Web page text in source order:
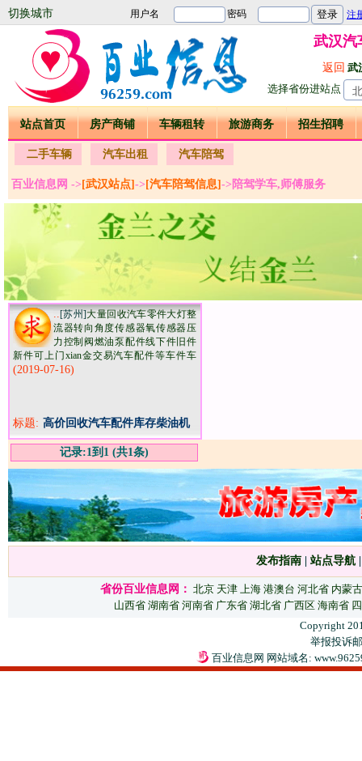
切换城市
武汉汽
返回 武
选择省份进站点
站点首页 房产商铺 车辆租转 旅游商务 招生招聘
二手车辆 汽车出租 汽车陪驾
百业信息网 -> [武汉站点] -> [汽车陪驾信息] ->陪驾学车,师傅服务
..[苏州]大量回收汽车零件大灯整
流器转向角度传感器氧传感器压
力控制阀燃油泵配件线下件旧件
新件可上门xian金交易汽车配件等车件车
(2019-07-16)
标题: 高价回收汽车配件库存柴油机
喷油嘴大灯整流器点火线圈
记录:1到1 (共1条)
发布指南 站点导航
省份百业信息网： 北京 天津 上海 港澳台 河北省 内蒙古
山西省 湖南省 河南省 广东省 湖北省 广西区 海南省
Copyright
举报投诉
百业信息网 网站域名: